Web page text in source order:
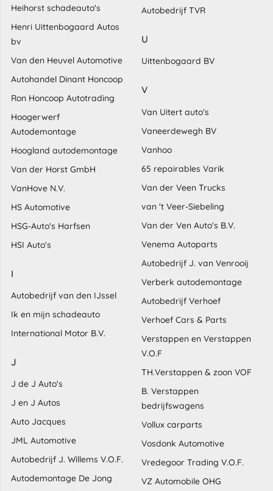
Heihorst schadeauto's
Henri Uittenbogaard Autos
bv
Van den Heuvel Automotive
Autohandel Dinant Honcoop
Ron Honcoop Autotrading
Hoogerwerf
Autodemontage
Hoogland autodemontage
Van der Horst GmbH
VanHove N.V.
HS Automotive
HSG-Auto's Harfsen
HSI Auto's
I
Autobedrijf van den IJssel
Ik en mijn schadeauto
International Motor B.V.
J
J de J Auto's
J en J Autos
Auto Jacques
JML Automotive
Autobedrijf J. Willems V.O.F.
Autodemontage De Jong
Autobedrijf TVR
U
Uittenbogaard BV
V
Van Uitert auto's
Vaneerdewegh BV
Vanhoo
65 repairables Varik
Van der Veen Trucks
van 't Veer-Siebeling
Van der Ven Auto's B.V.
Venema Autoparts
Autobedrijf J. van Venrooij
Verberk autodemontage
Autobedrijf Verhoef
Verhoef Cars & Parts
Verstappen en Verstappen
V.O.F
TH.Verstappen & zoon VOF
B. Verstappen
bedrijfswagens
Vollux carparts
Vosdonk Automotive
Vredegoor Trading V.O.F.
VZ Automobile OHG